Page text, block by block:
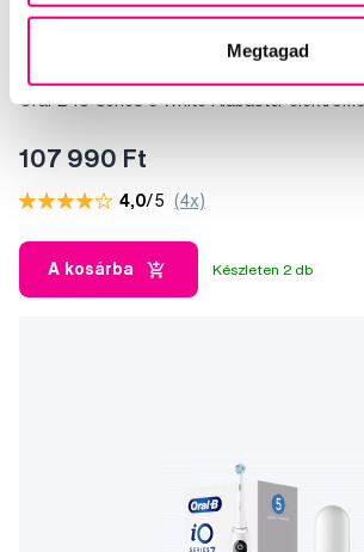
Megtagad
Oral-B iO Series 9 White Alabaster
107 990 Ft
4,0/5 (4x)
A kosárba Készleten 2 db